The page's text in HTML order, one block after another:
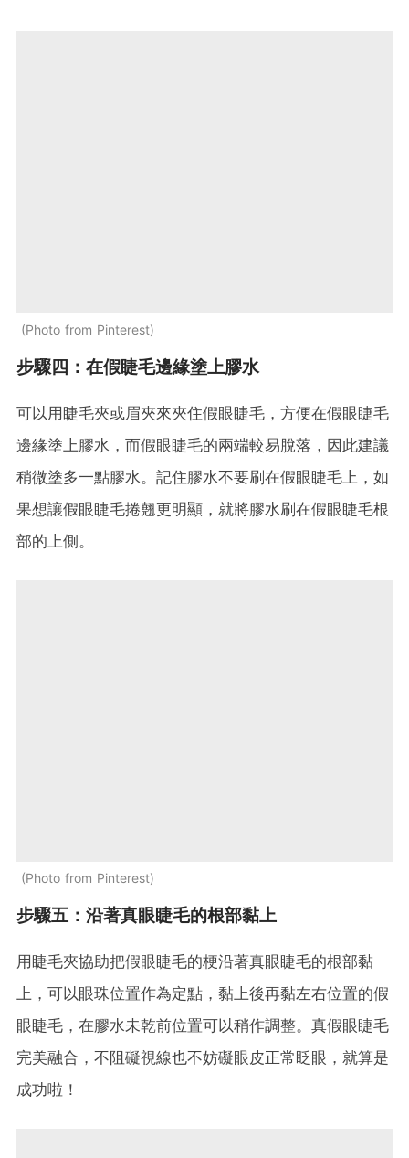
Photo from Pinterest
步驟四：在假睫毛邊緣塗上膠水
可以用睫毛夾或眉夾來夾住假眼睫毛，方便在假眼睫毛
邊緣塗上膠水，而假眼睫毛的兩端較易脫落，因此建議
稍微塗多一點膠水。記住膠水不要刷在假眼睫毛上，如
果想讓假眼睫毛捲翹更明顯，就將膠水刷在假眼睫毛根
部的上側。
Photo from Pinterest
步驟五：沿著真眼睫毛的根部黏上
用睫毛夾協助把假眼睫毛的梗沿著真眼睫毛的根部黏
上，可以眼珠位置作為定點，黏上後再黏左右位置的假
眼睫毛，在膠水未乾前位置可以稍作調整。真假眼睫毛
完美融合，不阻礙視線也不妨礙眼皮正常眨眼，就算是
成功啦！